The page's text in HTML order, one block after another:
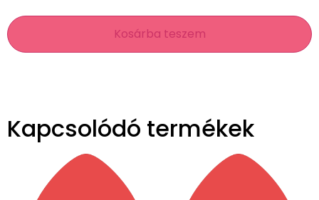
Kosárba teszem
Kapcsolódó termékek